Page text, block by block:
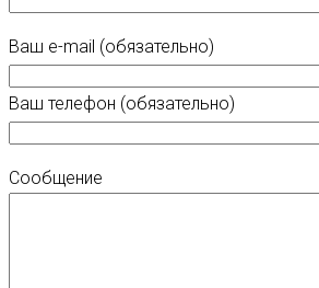
Ваш e-mail (обязательно)
Ваш телефон (обязательно)
Сообщение